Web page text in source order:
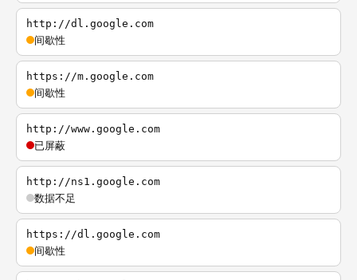
http://dl.google.com
间歇性
https://m.google.com
间歇性
http://www.google.com
已屏蔽
http://ns1.google.com
数据不足
https://dl.google.com
间歇性